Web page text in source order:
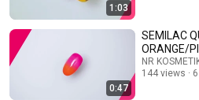
1:03
0:47
SEMILAC
ORANGE/
NR
144 views